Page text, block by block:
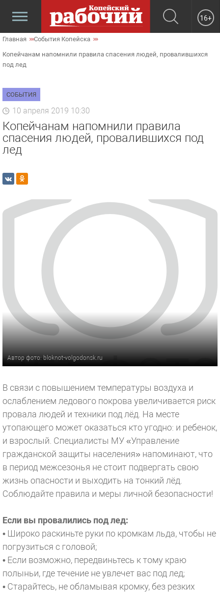
16+
Главная События Копейска
Копейчанам напомнили правила спасения людей, провалившихся
под лед
СОБЫТИЯ
10 апреля 2019 10:30
Копейчанам напомнили правила
спасения людей, провалившихся под
лед
Автор фото: bloknot-volgodonsk.ru
В связи с повышением температуры воздуха и
ослаблением ледового покрова увеличивается риск
провала людей и техники под лёд. На месте
утопающего может оказаться кто угодно: и ребенок,
и взрослый. Специалисты МУ «Управление
гражданской защиты населения» напоминают, что
в период межсезонья не стоит подвергать свою
жизнь опасности и выходить на тонкий лёд.
Соблюдайте правила и меры личной безопасности!
Если вы провалились под лед:
• Широко раскиньте руки по кромкам льда, чтобы не
погрузиться с головой;
• Если возможно, передвиньтесь к тому краю
полыньи, где течение не увлечет вас под лед;
• Старайтесь, не обламывая кромку, без резких